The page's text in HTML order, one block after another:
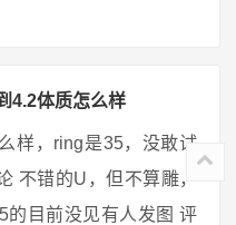
4.2体质怎么样
样，ring是35，没敢试
不错的U，但不算雕，
的目前没见有人发图 评